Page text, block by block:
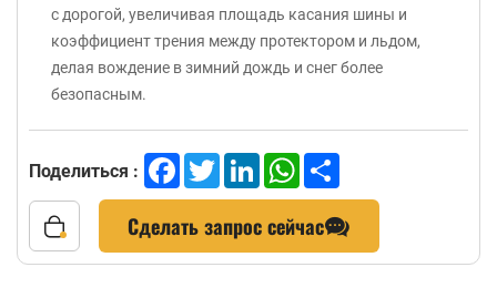
с дорогой, увеличивая площадь касания шины и
коэффициент трения между протектором и льдом,
делая вождение в зимний дождь и снег более
безопасным.
Поделиться : FacebookTwitterLinkedInWhatsApp
Сделать запрос сейчас